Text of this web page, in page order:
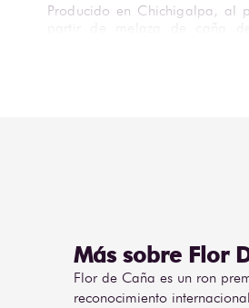
Producido en Chichigalpa, al
partir de melaza de caña
Posteriormente, madura en
con gas. Una propuesta
Más sobre Flor
Flor de Caña es un ron
reconocimiento